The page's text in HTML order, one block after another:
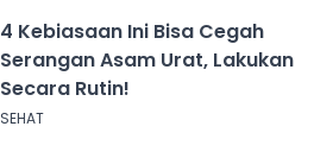
4 Kebiasaan Ini Bisa Cegah
Serangan Asam Urat, Lakukan
Secara Rutin!
SEHAT